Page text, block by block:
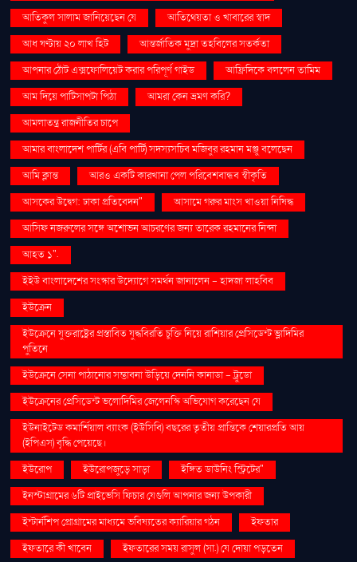
আতিকুল সালাম জানিয়েছেন যে
আতিথেয়তা ও খাবারের স্বাদ
আধ ঘণ্টায় ২০ লাখ হিট
আন্তর্জাতিক মুদ্রা তহবিলের সতর্কতা
আপনার ঠোঁট এক্সফোলিয়েট করার পরিপূর্ণ গাইড
আফ্রিদিকে বললেন তামিম
আম দিয়ে পাটিসাপটা পিঠা
আমরা কেন ভ্রমণ করি?
আমলাতন্ত্র রাজনীতির চাপে
আমার বাংলাদেশ পার্টির (এবি পার্টি) সদস্যসচিব মজিবুর রহমান মঞ্জু বলেছেন
আমি ক্লান্ত
আরও একটি কারখানা পেল পরিবেশবান্ধব স্বীকৃতি
আসকের উদ্বেগ: ঢাকা প্রতিবেদন"
আসামে গরুর মাংস খাওয়া নিষিদ্ধ
আসিফ নজরুলের সঙ্গে অশোভন আচরণের জন্য তারেক রহমানের নিন্দা
আহত ১".
ইইউ বাংলাদেশের সংস্কার উদ্যোগে সমর্থন জানালেন - হাদজা লাহবিব
ইউক্রেন
ইউক্রেনে যুক্তরাষ্ট্রের প্রস্তাবিত যুদ্ধবিরতি চুক্তি নিয়ে রাশিয়ার প্রেসিডেন্ট ভ্লাদিমির
পুতিনে
ইউক্রেনে সেনা পাঠানোর সম্ভাবনা উড়িয়ে দেননি কানাডা - ট্রুডো
ইউক্রেনের প্রেসিডেন্ট ভলোদিমির জেলেনস্কি অভিযোগ করেছেন যে
ইউনাইটেড কমার্শিয়াল ব্যাংক (ইউসিবি) বছরের তৃতীয় প্রান্তিকে শেয়ারপ্রতি আয়
(ইপিএস) বৃদ্ধি পেয়েছে।
ইউরোপ
ইউরোপজুড়ে সাড়া
ইঙ্গিত ডাউনিং স্ট্রিটের"
ইনস্টাগ্রামের ৬টি প্রাইভেসি ফিচার যেগুলি আপনার জন্য উপকারী
ইন্টার্নশিপ প্রোগ্রামের মাধ্যমে ভবিষ্যতের ক্যারিয়ার গঠন
ইফতার
ইফতারে কী খাবেন
ইফতারের সময় রাসুল (সা.) যে দোয়া পড়তেন